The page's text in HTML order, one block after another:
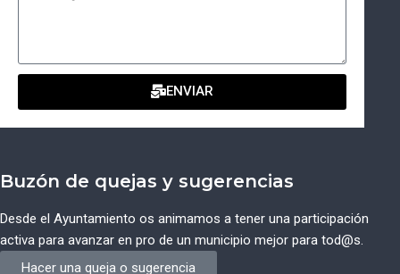
ENVIAR
Buzón de quejas y sugerencias
Desde el Ayuntamiento os animamos a tener una participación
activa para avanzar en pro de un municipio mejor para tod@s.
Hacer una queja o sugerencia